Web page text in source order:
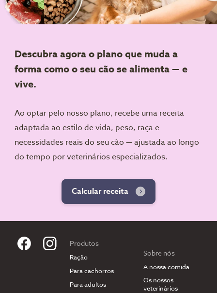
Descubra agora o plano que muda a
forma como o seu cão se alimenta — e
vive.
Ao optar pelo nosso plano, recebe uma receita
adaptada ao estilo de vida, peso, raça e
necessidades reais do seu cão — ajustada ao longo
do tempo por veterinários especializados.
Calcular receita
Produtos
Ração
Para cachorros
Para adultos
Sobre nós
A nossa comida
Os nossos
veterinários